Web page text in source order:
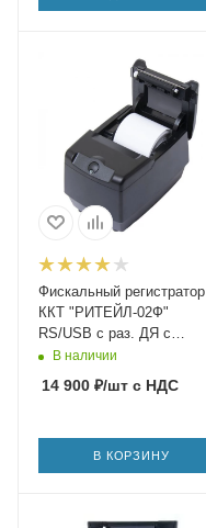
Фискальный регистратор
ККТ "РИТЕЙЛ-02Ф"
RS/USB с раз. ДЯ с
автоотрезчиком (черный)
В наличии
14 900 ₽/шт с НДС
В КОРЗИНУ